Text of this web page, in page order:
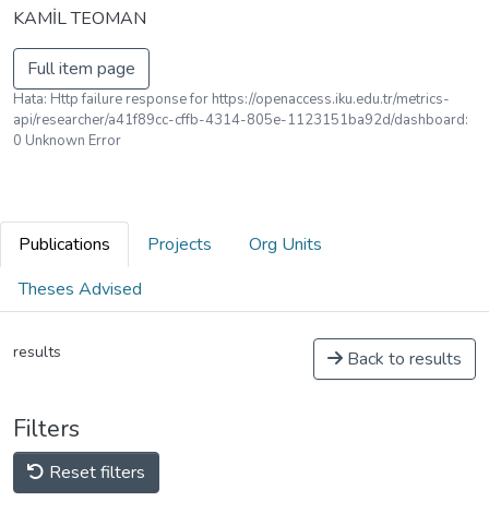
KAMİL TEOMAN
Full item page
Hata: Http failure response for https://openaccess.iku.edu.tr/metrics-
api/researcher/a41f89cc-cffb-4314-805e-1123151ba92d/dashboard:
0 Unknown Error
Publications Projects
Org Units
Theses Advised
results Back to results
Filters
Reset filters